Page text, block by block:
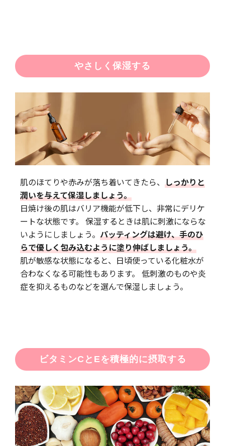
やさしく保湿する
肌のほてりや赤みが落ち着いてきたら、 しっかりと
潤いを与えて保湿しましょう。
日焼け後の肌はバリア機能が低下し、非常にデリケ
ートな状態です。 保湿するときは肌に刺激にならな
いようにしましょう。 パッティングは避け、手のひ
らで優しく包み込むように塗り伸ばしましょう。
肌が敏感な状態になると、日頃使っている化粧水が
合わなくなる可能性もあります。 低刺激のものや炎
症を抑えるものなどを選んで保湿しましょう。
ビタミンCとEを積極的に摂取する